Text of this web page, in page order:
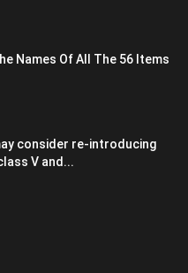
Names Of All The 56 Items
consider re-introducing
V and...